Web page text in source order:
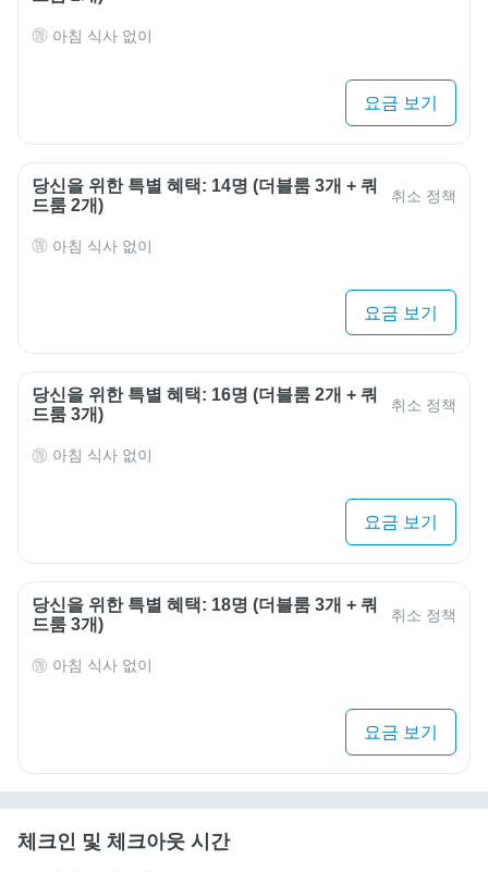
아침 식사 없이
요금 보기
당신을 위한 특별 혜택: 14명 (더블룸 3개 + 쿼
드룸 2개)
취소 정책
아침 식사 없이
요금 보기
당신을 위한 특별 혜택: 16명 (더블룸 2개 + 쿼
드룸 3개)
취소 정책
아침 식사 없이
요금 보기
당신을 위한 특별 혜택: 18명 (더블룸 3개 + 쿼
드룸 3개)
취소 정책
아침 식사 없이
요금 보기
체크인 및 체크아웃 시간